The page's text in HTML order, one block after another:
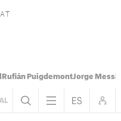
Rufián PuigdemontJorge Messi